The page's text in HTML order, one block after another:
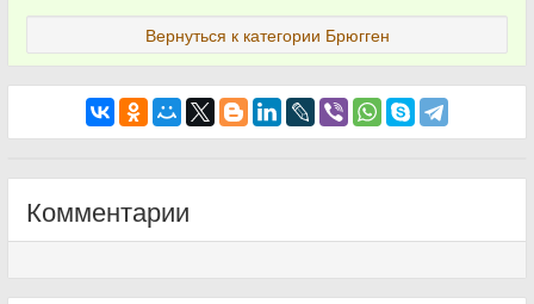
Вернуться к категории Брюгген
Комментарии